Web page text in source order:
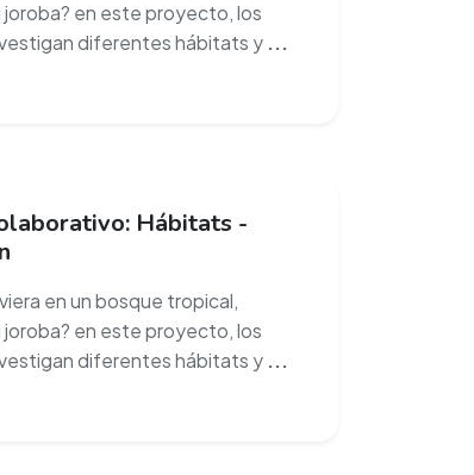
joroba? en este proyecto, los
diferentes hábitats y ...
Hábitats -
en un bosque tropical,
joroba? en este proyecto, los
diferentes hábitats y ...